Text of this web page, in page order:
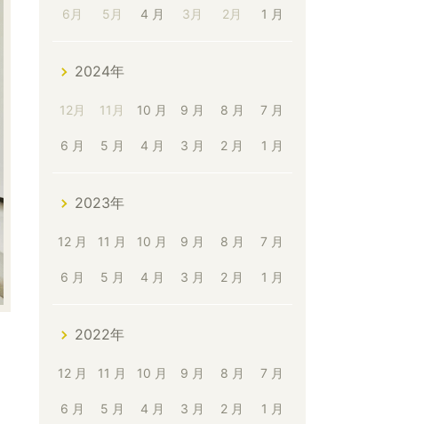
6月 5月 4 月 3月 2月 1 月
2024年
12月 11月 10 月 9 月 8 月 7 月
6 月 5 月 4 月 3 月 2 月 1 月
2023年
12 月 11 月 10 月 9 月 8 月 7 月
6 月 5 月 4 月 3 月 2 月 1 月
2022年
12 月 11 月 10 月 9 月 8 月 7 月
6 月 5 月 4 月 3 月 2 月 1 月